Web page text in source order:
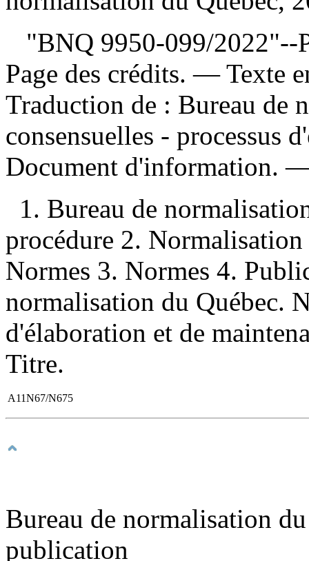
"BNQ 9950-099/2022"--
Page des crédits. — Texte
Traduction de : Bureau de
consensuelles - processus
Document d'information.
1. Bureau de
procédure 2.
Normes 3. Normes 4.
normalisation du Québec.
d'élaboration et de
Titre.
A11N67/N675
Bureau de normalisation
publication